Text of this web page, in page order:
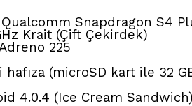
Qualcomm Snapdragon S4
Krait (Çift Çekirdek)
225
hafıza (microSD kart ile 32
4.0.4 (Ice Cream Sandwich)